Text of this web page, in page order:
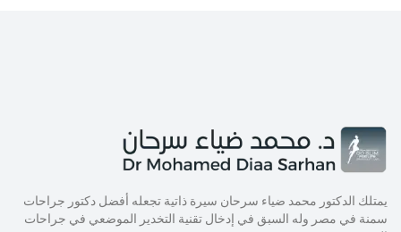
يمتلك الدكتور محمد ضياء سرحان سيرة ذاتية تجعله أفضل دكتور جراحات
سمنة في مصر وله السبق في إدخال تقنية التخدير الموضعي في جراحات